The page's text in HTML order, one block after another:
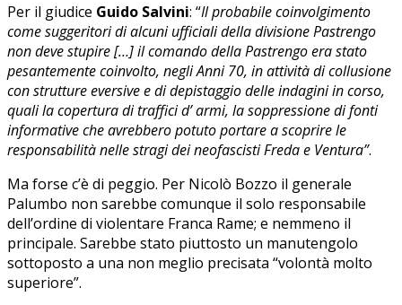
Per il giudice Guido Salvini: “Il probabile coinvolgimento
come suggeritori di alcuni ufficiali della divisione Pastrengo
non deve stupire […] il comando della Pastrengo era stato
pesantemente coinvolto, negli Anni 70, in attività di collusione
con strutture eversive e di depistaggio delle indagini in corso,
quali la copertura di traffici d’ armi, la soppressione di fonti
informative che avrebbero potuto portare a scoprire le
responsabilità nelle stragi dei neofascisti Freda e Ventura”.
Ma forse c’è di peggio. Per Nicolò Bozzo il generale
Palumbo non sarebbe comunque il solo responsabile
dell’ordine di violentare Franca Rame; e nemmeno il
principale. Sarebbe stato piuttosto un manutengolo
sottoposto a una non meglio precisata “volontà molto
superiore”.